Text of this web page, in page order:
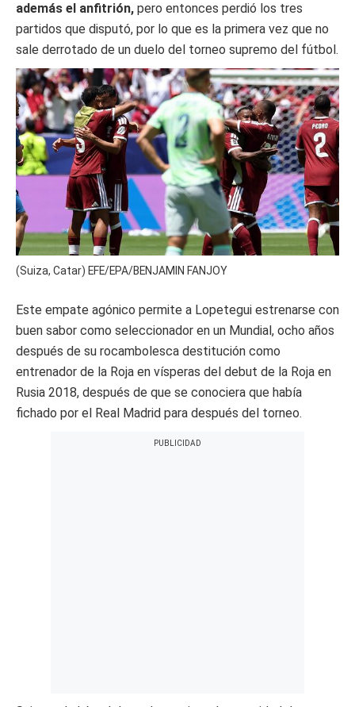
además el anfitrión, pero entonces perdió los tres
partidos que disputó, por lo que es la primera vez que no
sale derrotado de un duelo del torneo supremo del fútbol.
(Suiza, Catar) EFE/EPA/BENJAMIN FANJOY
Este empate agónico permite a Lopetegui estrenarse con
buen sabor como seleccionador en un Mundial, ocho años
después de su rocambolesca destitución como
entrenador de la Roja en vísperas del debut de la Roja en
Rusia 2018, después de que se conociera que había
fichado por el Real Madrid para después del torneo.